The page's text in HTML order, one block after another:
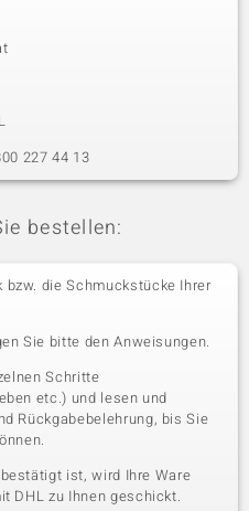
227 44 13
bestellen:
die Schmuckstücke Ihrer
Sie bitte den Anweisungen.
Schritte
etc.) und lesen und
Rückgabebelehrung, bis Sie
ist, wird Ihre Ware
DHL zu Ihnen geschickt.